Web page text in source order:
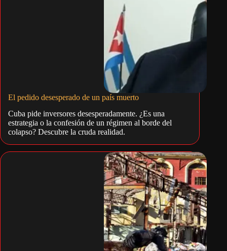
El pedido desesperado de un país muerto
Cuba pide inversores desesperadamente. ¿Es una
estrategia o la confesión de un régimen al borde del
colapso? Descubre la cruda realidad.